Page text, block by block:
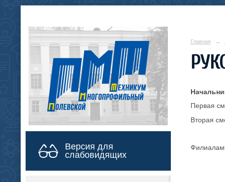
Версия для
слабовидящих
Главная →
Первая
Вторая